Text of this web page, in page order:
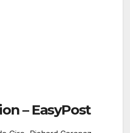
– EasyPost